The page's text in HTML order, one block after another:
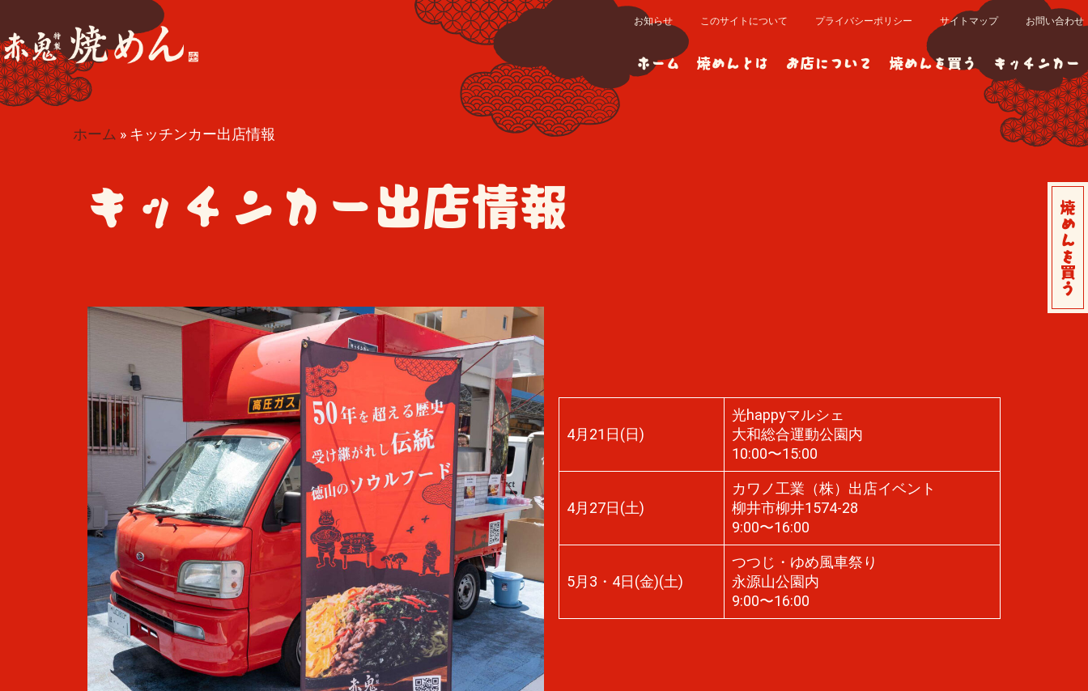
お知らせ このサイトについて プライバシーポリシー サイトマップ お問い合わせ
ホーム 焼めんとは お店について 焼めんを買う キッチンカー
焼めんを買う
ホーム » キッチンカー出店情報
キッチンカー出店情報
4月21日(日)
光happyマルシェ
大和総合運動公園内
10:00〜15:00
4月27日(土)
カワノ工業（株）出店イベント
柳井市柳井1574-28
9:00〜16:00
5月3・4日(金)(土)
つつじ・ゆめ風車祭り
永源山公園内
9:00〜16:00